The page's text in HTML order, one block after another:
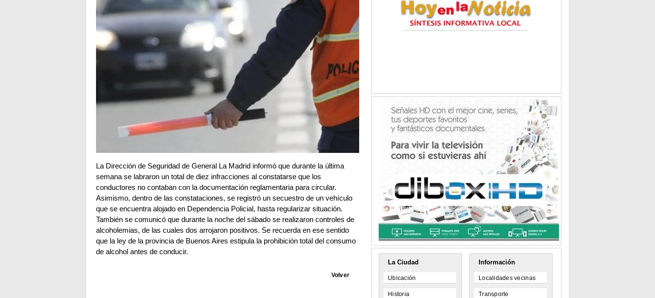
La Dirección de Seguridad de General La Madrid informó que durante la última
semana se labraron un total de diez infracciones al constatarse que los
conductores no contaban con la documentación reglamentaria para circular.
Asimismo, dentro de las constataciones, se registró un secuestro de un vehículo
que se encuentra alojado en Dependencia Policial, hasta regularizar situación.
También se comunicó que durante la noche del sábado se realizaron controles de
alcoholemias, de las cuales dos arrojaron positivos. Se recuerda en ese sentido
que la ley de la provincia de Buenos Aires estipula la prohibición total del consumo
de alcohol antes de conducir.
Volver
La Ciudad
Ubicación
Historia
Información
Localidades vecinas
Transporte